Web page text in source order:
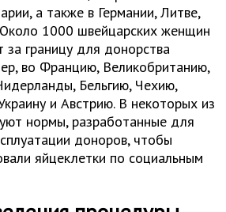
а также в Германии, Литве,
1000 швейцарских женщин
границу для донорства
во Францию, Великобританию,
Бельгию, Чехию,
и Австрию. В некоторых из
нормы, разработанные для
доноров, чтобы
яйцеклетки по социальным